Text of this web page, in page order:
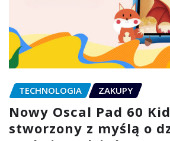
TECHNOLOGIA ZAKUPY
Nowy Oscal Pad 60
stworzony z myślą o